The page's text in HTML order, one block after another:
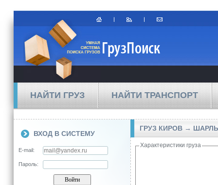
НАЙТИ ГРУЗ НАЙТИ ТРАНСПОРТ
ВХОД В СИСТЕМУ
E-mail:
Пароль:
ГРУЗ КИРОВ →
Характеристики груза